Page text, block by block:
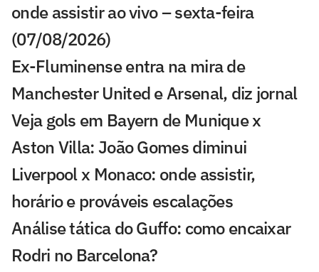
onde assistir ao vivo – sexta-feira
(07/08/2026)
Ex-Fluminense entra na mira de
Manchester United e Arsenal, diz jornal
Veja gols em Bayern de Munique x
Aston Villa: João Gomes diminui
Liverpool x Monaco: onde assistir,
horário e prováveis escalações
Análise tática do Guffo: como encaixar
Rodri no Barcelona?